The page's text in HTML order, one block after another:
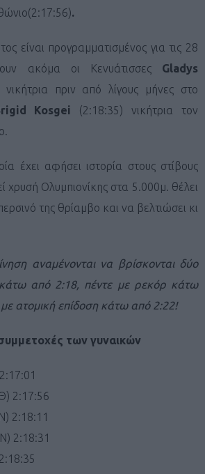
.
είναι προγραμματισμένος για τις 28
ακόμα οι Κενυάτισσες Gladys
νικήτρια πριν από λίγους μήνες στο
Kosgei (2:18:35) νικήτρια τον
έχει αφήσει ιστορία στους στίβους
χρυσή Ολυμπιονίκης στα 5.000μ. θέλει
της θρίαμβο και να βελτιώσει κι
αναμένονται να βρίσκονται δύο
από 2:18, πέντε με ρεκόρ κάτω
ατομική επίδοση κάτω από 2:22!
των γυναικών
2:17:56
2:18:11
2:18:31